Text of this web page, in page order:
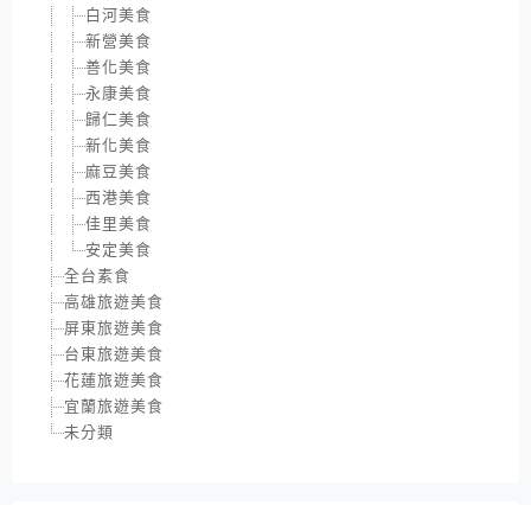
白河美食
新營美食
善化美食
永康美食
歸仁美食
新化美食
麻豆美食
西港美食
佳里美食
安定美食
全台素食
高雄旅遊美食
屏東旅遊美食
台東旅遊美食
花蓮旅遊美食
宜蘭旅遊美食
未分類